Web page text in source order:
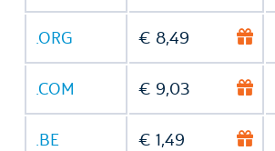
.ORG € 8,49
.COM € 9,03
.BE € 1,49